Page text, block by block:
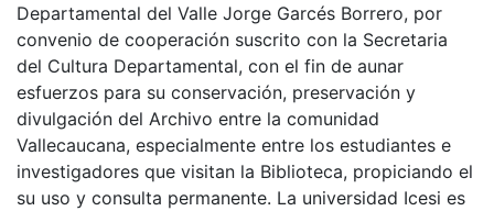
Departamental del Valle Jorge Garcés Borrero, por
convenio de cooperación suscrito con la Secretaria
del Cultura Departamental, con el fin de aunar
esfuerzos para su conservación, preservación y
divulgación del Archivo entre la comunidad
Vallecaucana, especialmente entre los estudiantes e
investigadores que visitan la Biblioteca, propiciando el
su uso y consulta permanente. La universidad Icesi es